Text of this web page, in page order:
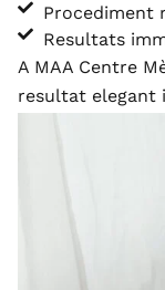
Procediment
Resultats
A MAA Centre
resultat elegant